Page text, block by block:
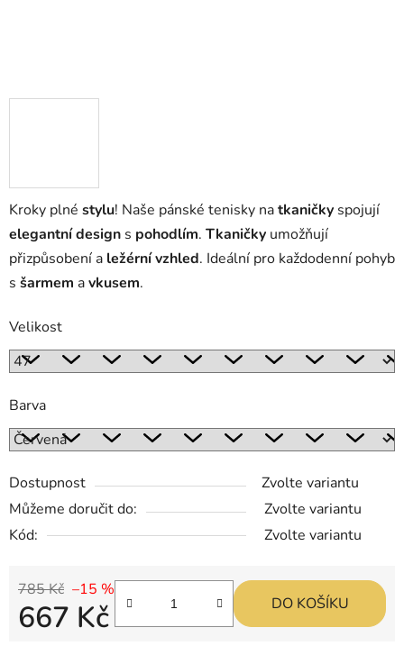
Kroky plné stylu! Naše pánské tenisky natkaničky spojují
elegantní design s pohodlím. Tkaničky umožňují
přizpůsobení a ležérní vzhled. Ideální pro každodenní pohyb
s šarmem avkusem.
Velikost
Barva
Dostupnost
Zvolte variantu
Můžeme doručit do:
Zvolte variantu
Kód:
Zvolte variantu
785 Kč –15 %
667 Kč DO KOŠÍKU